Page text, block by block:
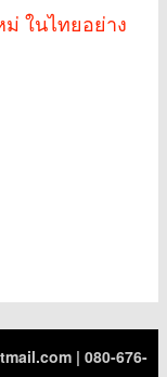
ม่ ในไทยอย่าง
| 080-676-